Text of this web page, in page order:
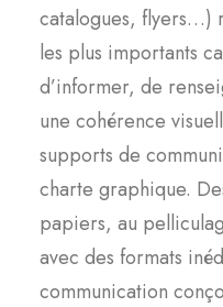
catalogues, flyers…)
les plus importants
d’informer, de
une cohérence
supports de
charte graphique.
papiers, au
avec des formats
communication